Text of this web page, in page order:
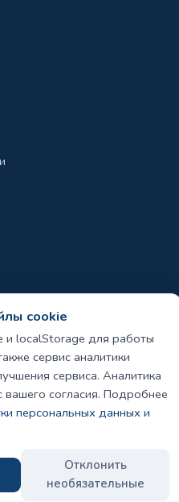
cookie
и localStorage для работы
сервис аналитики
сервиса. Аналитика
вашего согласия. Подробнее
персональных данных и
Отклонить
необязательные
область
защищены.
использования cookie